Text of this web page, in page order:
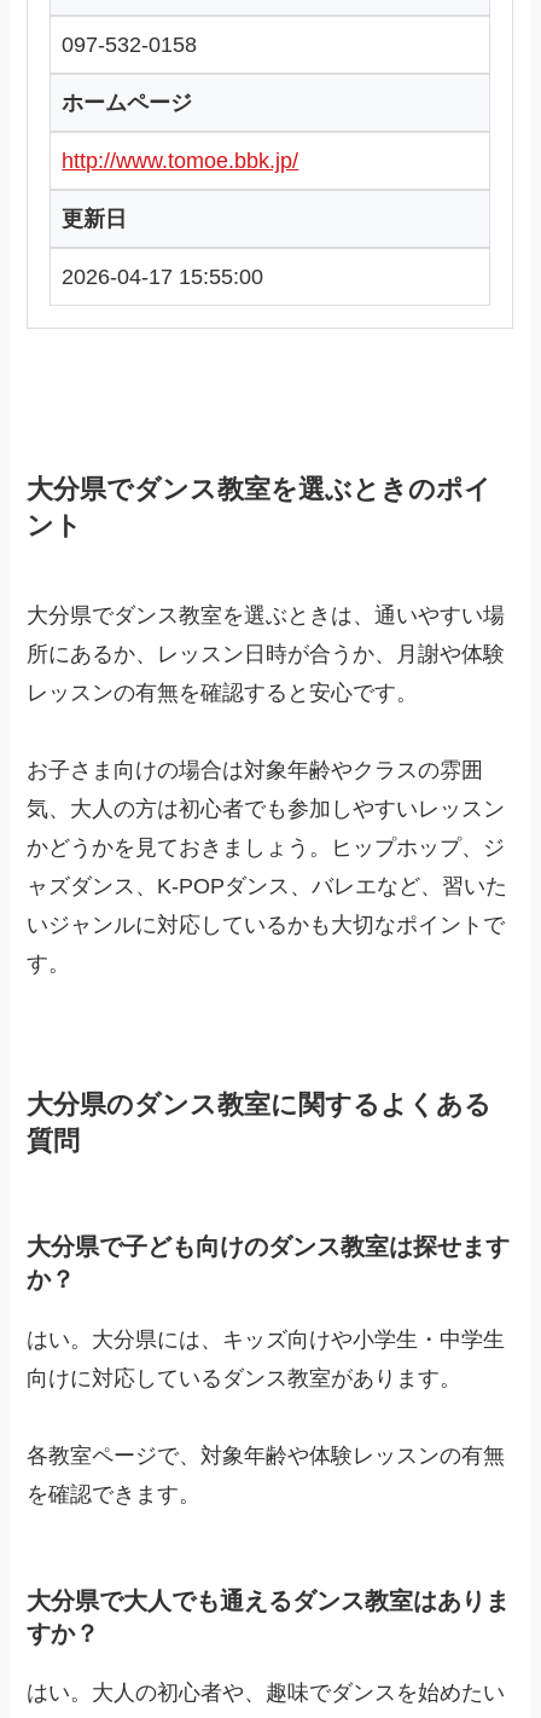
097-532-0158
ホームページ
http://www.tomoe.bbk.jp/
更新日
2026-04-17 15:55:00
大分県でダンス教室を選ぶときのポイ
ント
大分県でダンス教室を選ぶときは、通いやすい場
所にあるか、レッスン日時が合うか、月謝や体験
レッスンの有無を確認すると安心です。
お子さま向けの場合は対象年齢やクラスの雰囲
気、大人の方は初心者でも参加しやすいレッスン
かどうかを見ておきましょう。ヒップホップ、ジ
ャズダンス、K-POPダンス、バレエなど、習いた
いジャンルに対応しているかも大切なポイントで
す。
大分県のダンス教室に関するよくある
質問
大分県で子ども向けのダンス教室は探せます
か？
はい。大分県には、キッズ向けや小学生・中学生
向けに対応しているダンス教室があります。
各教室ページで、対象年齢や体験レッスンの有無
を確認できます。
大分県で大人でも通えるダンス教室はありま
すか？
はい。大人の初心者や、趣味でダンスを始めたい